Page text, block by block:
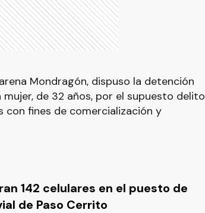
Mondragón, dispuso la detención
de 32 años, por el supuesto delito
fines de comercialización y
142 celulares en el puesto de
de Paso Cerrito